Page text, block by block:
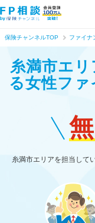
保険チャンネルTOP ファイナ
糸満市エ
る女性フ
糸満市エリアを担当して